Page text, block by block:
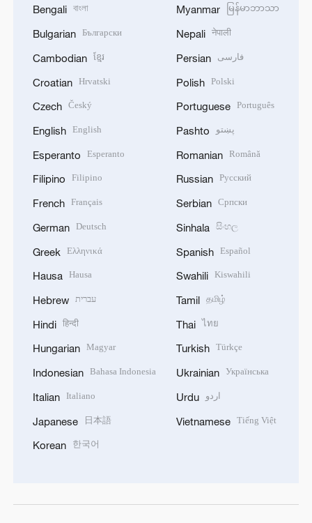
Bengali বাংলা
Bulgarian Български
Cambodian ខ្មែរ
Croatian Hrvatski
Czech Český
English English
Esperanto Esperanto
Filipino Filipino
French Français
German Deutsch
Greek Ελληνικά
Hausa Hausa
Hebrew עברית
Hindi हिन्दी
Hungarian Magyar
Indonesian Bahasa Indonesia
Italian Italiano
Japanese 日本語
Korean 한국어
Myanmar မြန်မာဘာသာ
Nepali नेपाली
Persian فارسی
Polish Polski
Portuguese Português
Pashto پښتو
Romanian Română
Russian Русский
Serbian Српски
Sinhala සිංහල
Spanish Español
Swahili Kiswahili
Tamil தமிழ்
Thai ไทย
Turkish Türkçe
Ukrainian Українська
Urdu اردو
Vietnamese Tiếng Việt